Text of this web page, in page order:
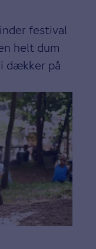
festival
helt dum
dækker på